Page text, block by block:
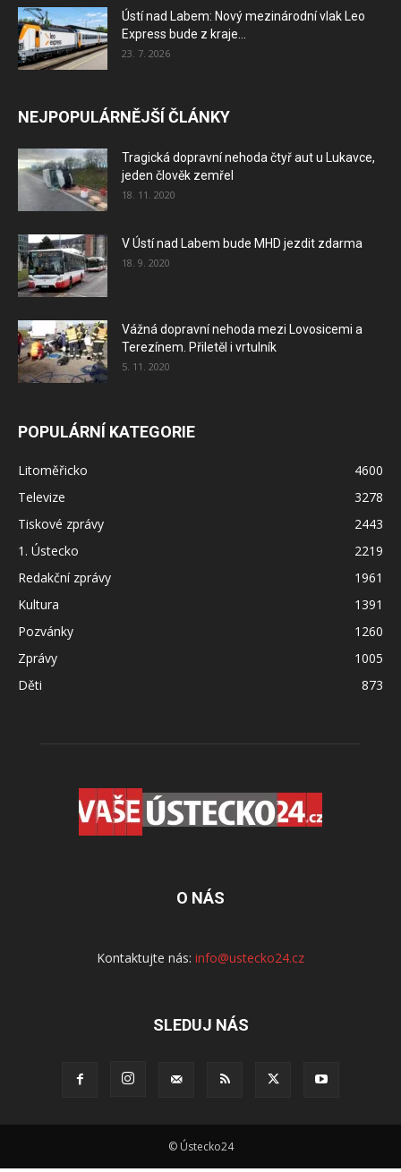
Ústí nad Labem: Nový mezinárodní vlak Leo
Express bude z kraje...
23. 7. 2026
NEJPOPULÁRNĚJŠÍ ČLÁNKY
Tragická dopravní nehoda čtyř aut u Lukavce,
jeden člověk zemřel
18. 11. 2020
V Ústí nad Labem bude MHD jezdit zdarma
18. 9. 2020
Vážná dopravní nehoda mezi Lovosicemi a
Terezínem. Přiletěl i vrtulník
5. 11. 2020
POPULÁRNÍ KATEGORIE
Litoměřicko
4600
Televize
3278
Tiskové zprávy
2443
1. Ústecko
2219
Redakční zprávy
1961
Kultura
1391
Pozvánky
1260
Zprávy
1005
Děti
873
O NÁS
Kontaktujte nás: info@ustecko24.cz
SLEDUJ NÁS
© Ústecko24